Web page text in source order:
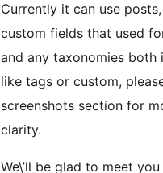
Currently it can use
custom fields that used
and any taxonomies both
like tags or custom,
screenshots section for
clarity.
We\’ll be glad to meet you